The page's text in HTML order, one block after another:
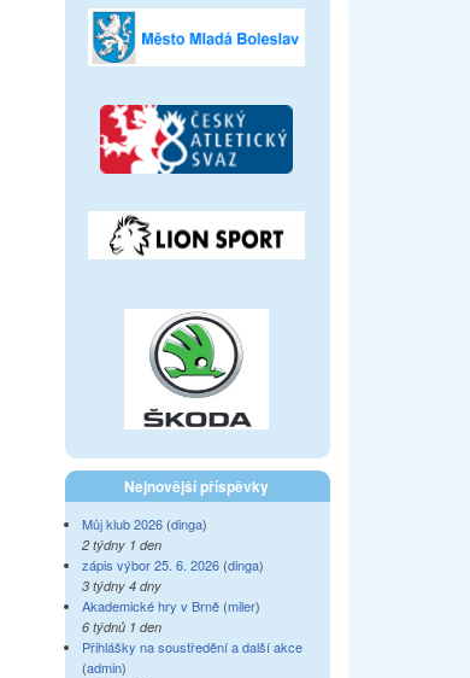
Nejnovější příspěvky
Můj klub 2026(dinga)
2 týdny 1 den
zápis výbor 25. 6. 2026(dinga)
3 týdny 4 dny
Akademické hry v Brně(miler)
6 týdnů 1 den
Přihlášky na soustředění a další akce
(admin)